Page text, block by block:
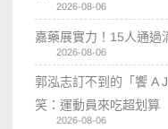
2026-08-06
嘉藥展實力！15人通過
2026-08-06
郭泓志訂不到的「饗 A
笑：運動員來吃超划算
2026-08-06